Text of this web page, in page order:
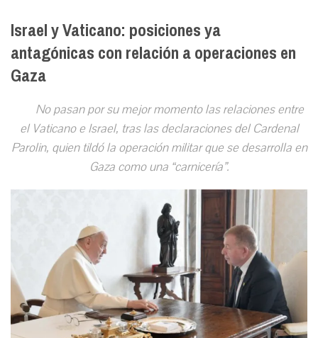
Israel y Vaticano: posiciones ya
antagónicas con relación a operaciones en
Gaza
No pasan por su mejor momento las relaciones entre
el Vaticano e Israel, tras las declaraciones del Cardenal
Parolin, quien tildó la operación militar que se desarrolla en
Gaza como una “carnicería”.